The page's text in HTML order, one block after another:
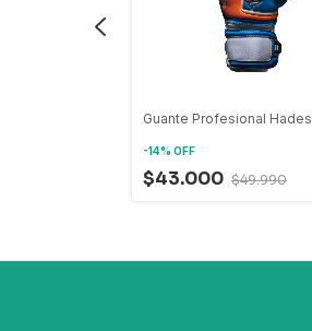
Guante Profesional Hades
-14% OFF
$43.000 $49.990